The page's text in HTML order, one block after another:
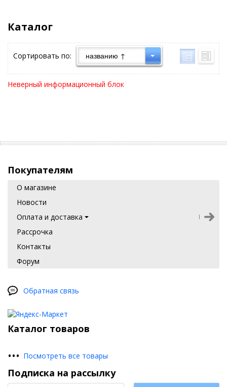
Каталог
Сортировать по:
Неверный информационный блок
Покупателям
О магазине
Новости
Оплата и доставка
Рассрочка
Контакты
Форум
Обратная связь
Каталог товаров
••• Посмотреть все товары
Подписка на рассылку